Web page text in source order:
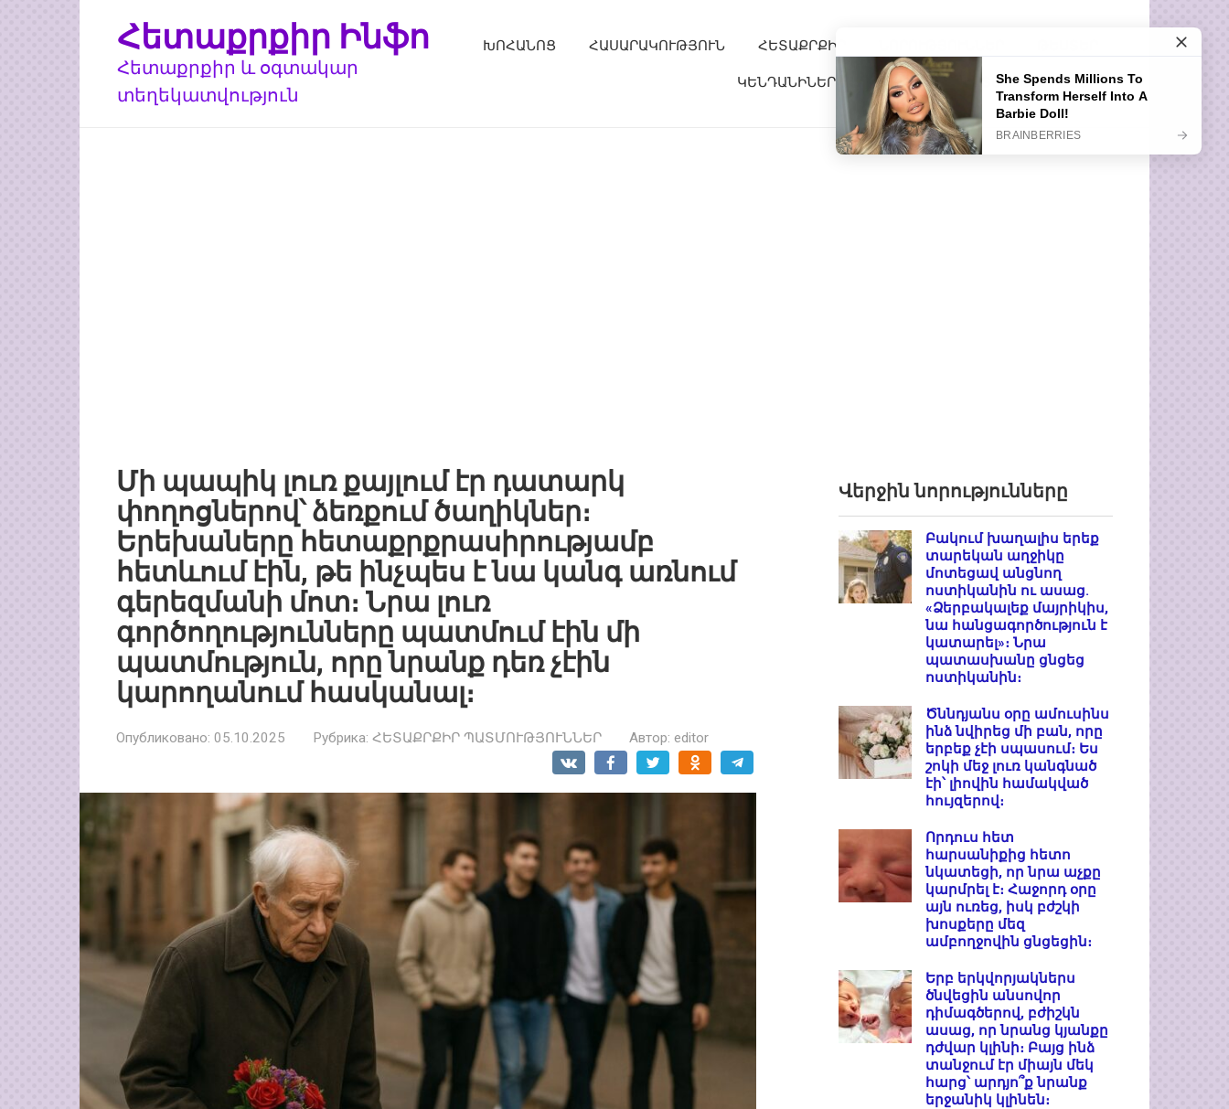
Հետաքրքիր Ինֆո
Հետաքրքիր և օգտակար
տեղեկատվություն
ԽՈՀԱՆՈՑ ՀԱՍԱՐԱԿՈՒԹՅՈՒՆ ՀԵՏԱՔՐՔԻՐ
ԿԵՆԴԱՆԻՆԵՐ ՀԵՏԱՔՐՔԻՐ ՊԱՏՄՈՒԹՅՈՒՆՆԵՐ
Մի պապիկ լուռ քայլում էր դատարկ
փողոցներով՝ ձեռքում ծաղիկներ։
Երեխաները հետաքրքրասիրությամբ
հետևում էին, թե ինչպես է նա կանգ առնում
գերեզմանի մոտ։ Նրա լուռ
գործողությունները պատմում էին մի
պատմություն, որը նրանք դեռ չէին
կարողանում հասկանալ։
Опубликовано: 05.10.2025 Рубрика: ՀԵՏԱՔՐՔԻՐ ՊԱՏՄՈՒԹՅՈՒՆՆԵՐ Автор: editor
Վերջին նորությունները
Բակում խաղալիս երեք
տարեկան աղջիկը
մոտեցավ անցնող
ոստիկանին ու ասաց.
«Ձերբակալեք մայրիկիս,
նա հանցագործություն է
կատարել»։ Նրա
պատասխանը ցնցեց
ոստիկանին։
Ծննդյանս օրը ամուսինս
ինձ նվիրեց մի բան, որը
երբեք չէի սպասում։ Ես
շոկի մեջ լուռ կանգնած
էի՝ լիովին համակված
հույզերով։
Որդուս հետ
հարսանիքից հետո
նկատեցի, որ նրա աչքը
կարմրել է։ Հաջորդ օրը
այն ուռեց, իսկ բժշկի
խոսքերը մեզ
ամբողջովին ցնցեցին։
Երբ երկվորյակներս
ծնվեցին անսովոր
դիմագծերով, բժիշկն
ասաց, որ նրանց կյանքը
դժվար կլինի։ Բայց ինձ
տանջում էր միայն մեկ
հարց՝ արդյո՞ք նրանք
երջանիկ կլինեն։